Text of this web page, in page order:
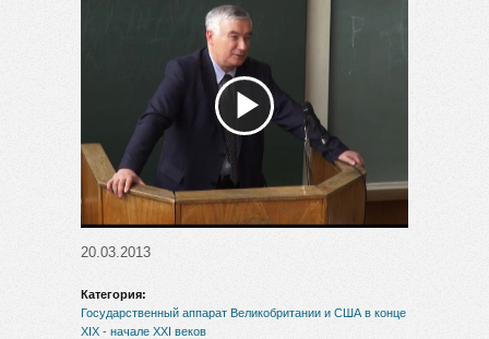
Воспроизвести
видео
20.03.2013
Категория:
Государственный аппарат Великобритании и США в конце
XIX - начале XXI веков